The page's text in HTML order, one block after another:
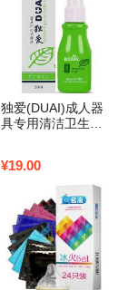
独爱(DUAI)成人器
具专用清洁卫生抗
人情趣用品无香型
国产非水溶性人体
润滑液
¥19.00